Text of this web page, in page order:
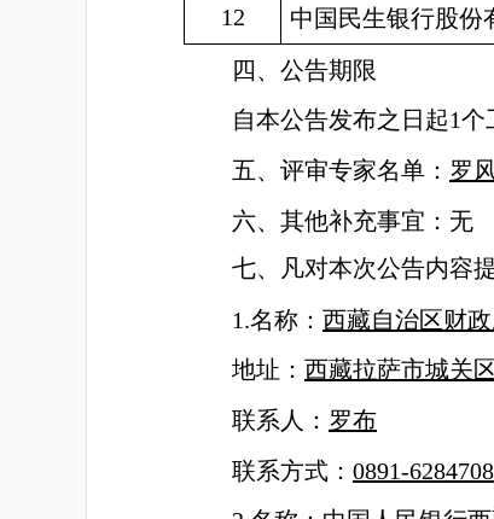
12 中国民生银行股份
四、公告期限
自本公告发布之日起1个
五、评审专家名单： 罗
六、其他补充事宜： 无
七、凡对本次公告内容
1.名称： 西藏自治区财
地址： 西藏拉萨市城关
联系人： 罗布
联系方式： 0891-6284708